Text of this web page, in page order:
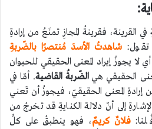
في القرينة، فقرينةُ المجازِ تمنَعُ من إرادةِ
تقول: شاهدتُ الأسدَ مُنتصرًا بالضّربةِ
لا يجوزُ إيراد المعنى الحقيقي للحيوان
الحقيقي هي الضّربةُ القاضية. أمّا في
إرادةِ المعنى الحقيقيّ، فيجوزُ أن تَعني
إلى أنّ دلالة الكنايةِ قد تخرجُ من
فلانٌ كريمٌ، فهو ينطبقُ على كلِّ